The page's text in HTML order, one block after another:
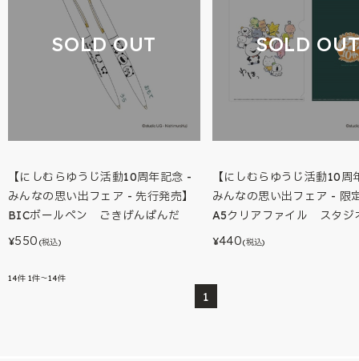
SOLD OUT
【にしむらゆうじ活動10周年記念 -
みんなの思い出フェア - 先行発売】
BICボールペン ごきげんぱんだ
¥550 (税込)
SOLD
【にしむらゆうじ活動10周
みんなの思い出フェア - 限
A5クリアファイル スタジ
¥440(税込)
14件 1件～14件
1